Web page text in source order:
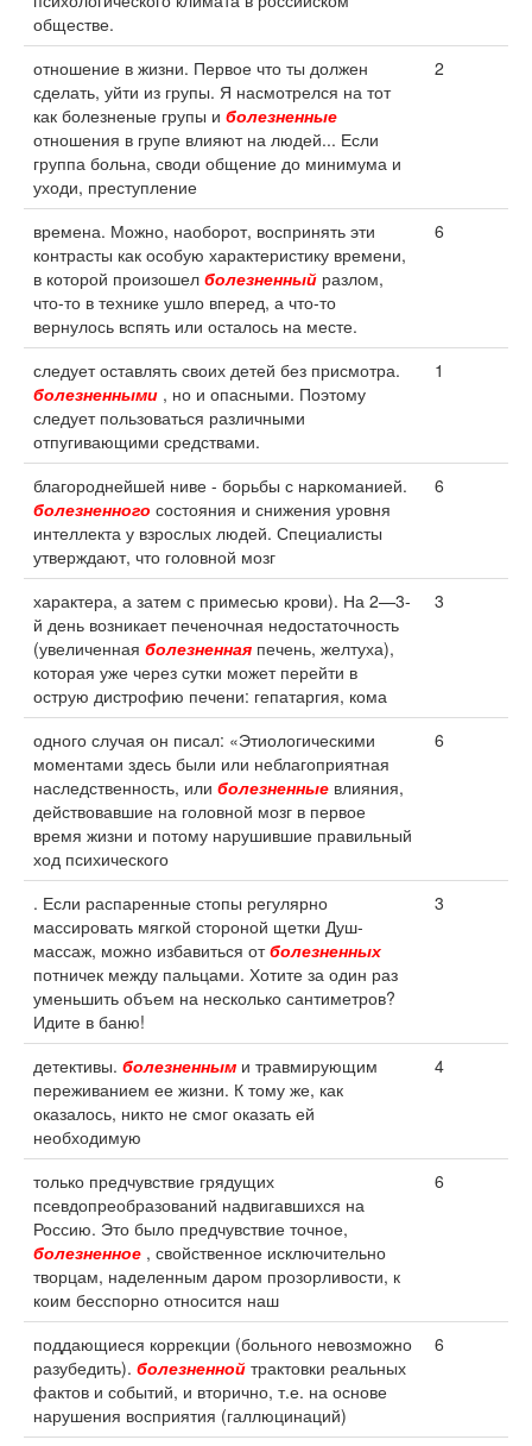
обществе.
отношение в жизни. Первое что ты должен
сделать, уйти из групы. Я насмотрелся на тот
как болезненые групы и болезненные
отношения в групе влияют на людей... Если
группа больна, своди общение до минимума и
уходи, преступление
2
времена. Можно, наоборот, воспринять эти
контрасты как особую характеристику времени,
в которой произошел болезненный разлом,
что-то в технике ушло вперед, а что-то
вернулось вспять или осталось на месте.
6
следует оставлять своих детей без присмотра.
болезненными , но и опасными. Поэтому
следует пользоваться различными
отпугивающими средствами.
1
благороднейшей ниве - борьбы с наркоманией.
болезненного состояния и снижения уровня
интеллекта у взрослых людей. Специалисты
утверждают, что головной мозг
6
характера, а затем с примесью крови). На 2—3-
й день возникает печеночная недостаточность
(увеличенная болезненная печень, желтуха),
которая уже через сутки может перейти в
острую дистрофию печени: гепатаргия, кома
3
одного случая он писал: «Этиологическими
моментами здесь были или неблагоприятная
наследственность, или болезненные влияния,
действовавшие на головной мозг в первое
время жизни и потому нарушившие правильный
ход психического
6
. Если распаренные стопы регулярно
массировать мягкой стороной щетки Душ-
массаж, можно избавиться отболезненных
потничек между пальцами. Хотите за один раз
уменьшить объем на несколько сантиметров?
Идите в баню!
3
детективы. болезненным и травмирующим
переживанием ее жизни. К тому же, как
оказалось, никто не смог оказать ей
необходимую
4
только предчувствие грядущих
псевдопреобразований надвигавшихся на
Россию. Это было предчувствие точное,
болезненное , свойственное исключительно
творцам, наделенным даром прозорливости, к
коим бесспорно относится наш
6
поддающиеся коррекции (больного невозможно
разубедить). болезненной трактовки реальных
фактов и событий, и вторично, т.е. на основе
нарушения восприятия (галлюцинаций)
6